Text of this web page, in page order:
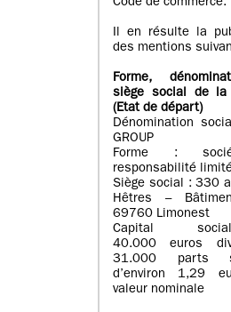
Code de commerce.
Il en résulte la
des mentions
Forme,
siège social de la
(Etatde départ)
Dénomination
GROUP
Forme :
responsabilité
Siège social : 330
Hêtres –
69760 Limonest
Capital
40.000 euros
31.000 parts
d’environ 1,29
valeur nominale